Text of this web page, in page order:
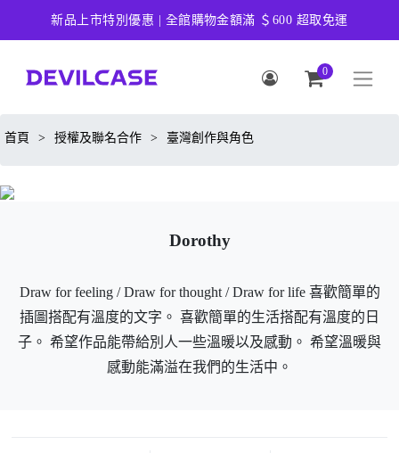
新品上市特別優惠 | 全館購物金額滿 ＄600 超取免運
0
首頁 > 授權及聯名合作 > 臺灣創作與角色
Dorothy
Draw for feeling / Draw for thought / Draw for life 喜歡簡單的
插圖搭配有溫度的文字。 喜歡簡單的生活搭配有溫度的日
子。 希望作品能帶給別人一些溫暖以及感動。 希望溫暖與
感動能滿溢在我們的生活中。